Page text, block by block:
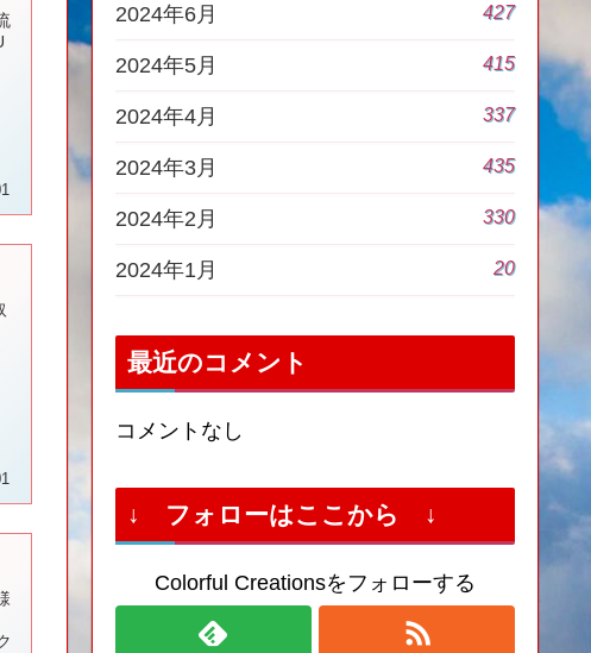
2024年6月 427
2024年5月 415
2024年4月 337
2024年3月 435
2024年2月 330
2024年1月 20
最近のコメント
コメントなし
↓ フォローはここから ↓
Colorful Creationsをフォローする